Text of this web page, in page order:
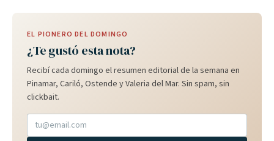
EL PIONERO DEL DOMINGO
¿Te gustó esta nota?
Recibí cada domingo el resumen editorial de la semana en
Pinamar, Cariló, Ostende y Valeria del Mar. Sin spam, sin
clickbait.